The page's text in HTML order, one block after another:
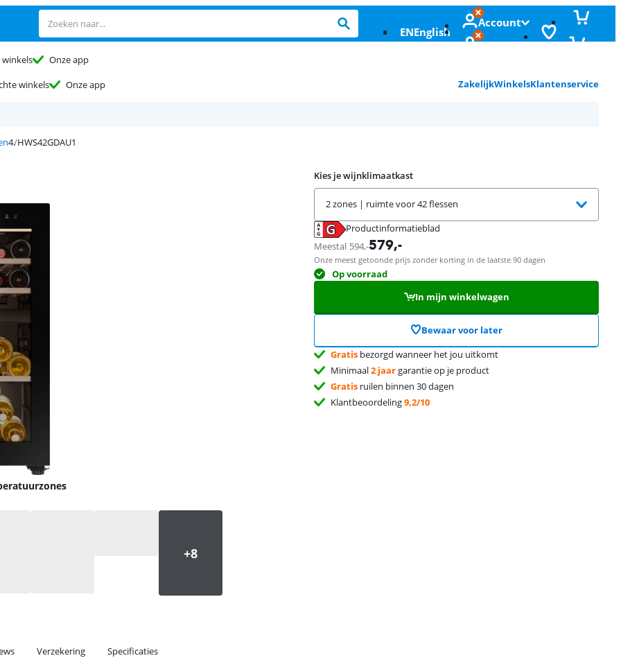
ENEnglish
Account
winkels
Onze app
winkels Onze app ZakelijkWinkelsKlantenservice
HWS42GDAU1
Kies je wijnklimaatkast
2 zones | ruimte voor 42 flessen
Productinformatieblad
opent in nieuw tabblad
Meestal 594,-579,-
Onze meest getoonde prijs zonder korting in de laatste 90 dagen
Op voorraad
In mijn winkelwagen
Bewaar voor later
Gratis bezorgd wanneer het jou uitkomt
Minimaal2 jaargarantie op je product
Gratis ruilen binnen 30 dagen
Klantbeoordeling9,2/10
Verzekering Specificaties